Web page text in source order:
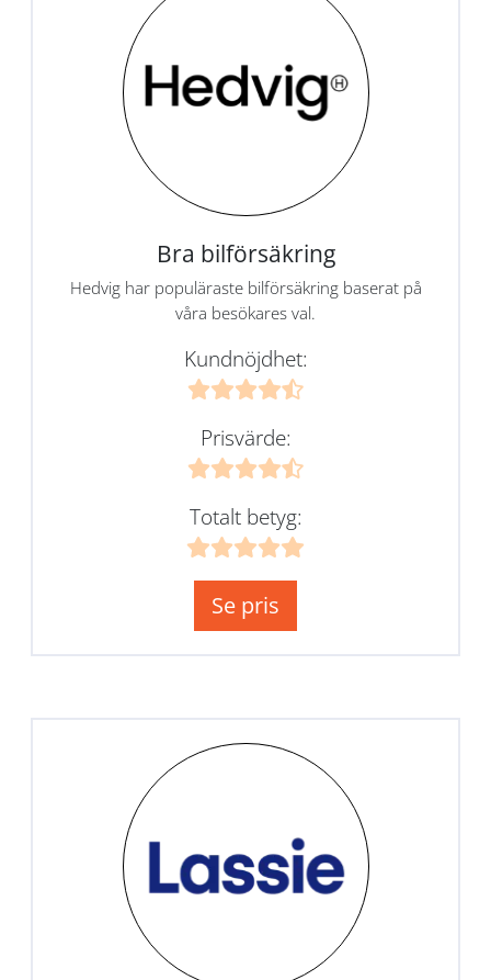
Bra bilförsäkring
Hedvig har populäraste bilförsäkring baserat på
våra besökares val.
Kundnöjdhet:
Prisvärde:
Totalt betyg:
Se pris